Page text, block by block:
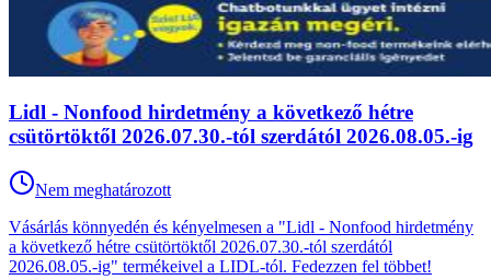
Lidl - Nonfood hirdetmény a következő hétre
csütörtöktől 2026.07.30.-tól szerdától 2026.08.05.-ig
Nem meghatározott
Vásárlás könnyedén és kényelmesen a "Lidl - Nonfood hirdetmény
a következő hétre csütörtöktől 2026.07.30.-tól szerdától
2026.08.05.-ig" termékeivel a LIDL-tól. Fedezzen fel többet!